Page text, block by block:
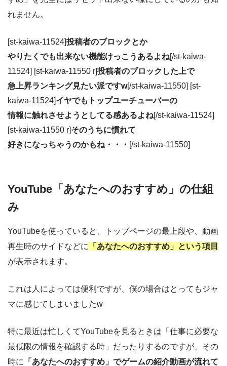
れません。
[st-kaiwa-11524]投稿者のブロックとか
やりたくでも出来ない機能けっこうあるよね[/st-kaiwa-
11524] [st-kaiwa-11550 r]投稿者のブロックした上で
急上昇ランキング見たい派ですw[/st-kaiwa-11550] [st-
kaiwa-11524]イヤでもトップユーチューバーの
情報に触れさせようとしてる感あるよね[/st-kaiwa-11524]
[st-kaiwa-11550 r]そのうちに慣れて
好きになっちゃうのかもね・・・ [/st-kaiwa-11550]
YouTube「あなたへのおすすめ」の仕組
み
YouTubeを使っていると、トップページの最上段や、動画
再生時のサイドなどに
「あなたへのおすすめ」という項目
が表示されます。
これは人によっては便利ですが、僕の場合はとってもジャ
マに感じてしまいましたw
特に最近は忙しくてYouTubeを見るときは「仕事に必要な
最低限の情報を確認する時」だったりするのですが、その
時に
「あなたへのおすすめ」でゲームの紹介動画が流れて